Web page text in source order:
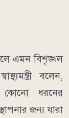
এমন বিশৃঙ্খল
বলেন,
কোনো ধরনের
জন্য যারা